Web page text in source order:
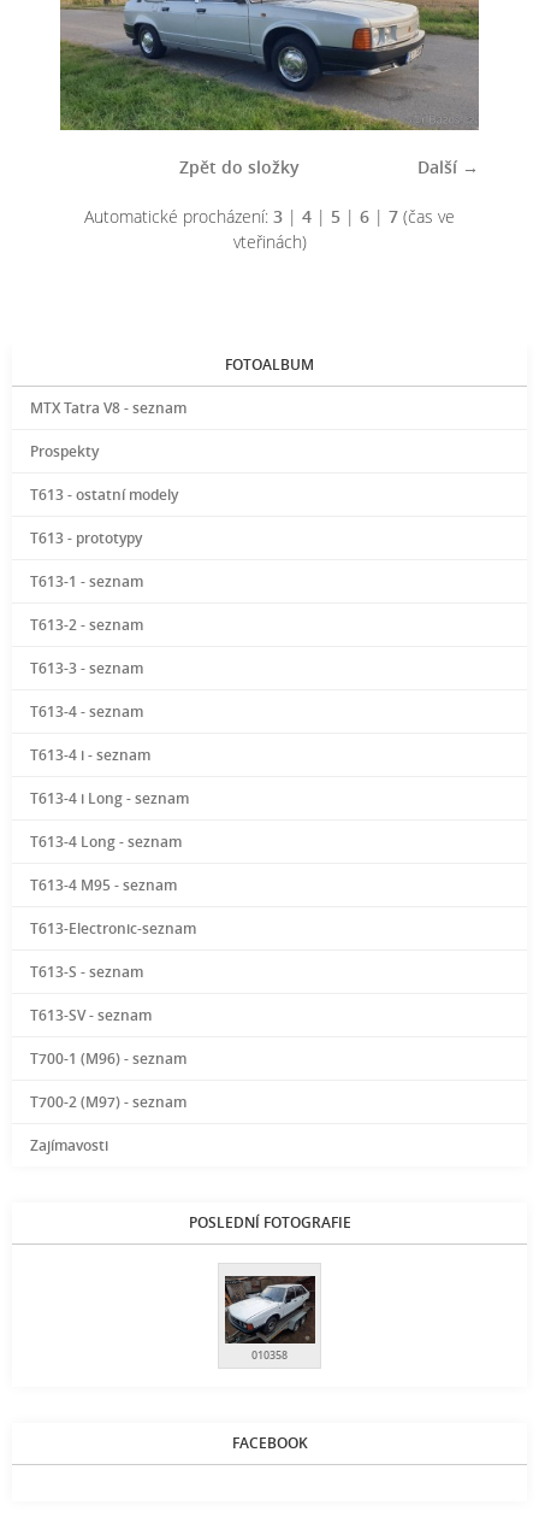
Další →
Zpět do složky
Automatické procházení: 3 | 4 | 5 | 6 | 7 (čas ve
vteřinách)
FOTOALBUM
MTX Tatra V8 - seznam
Prospekty
T613 - ostatní modely
T613 - prototypy
T613-1 - seznam
T613-2 - seznam
T613-3 - seznam
T613-4 - seznam
T613-4 i - seznam
T613-4 i Long - seznam
T613-4 Long - seznam
T613-4 M95 - seznam
T613-Electronic-seznam
T613-S - seznam
T613-SV - seznam
T700-1 (M96) - seznam
T700-2 (M97) - seznam
Zajímavosti
POSLEDNÍ FOTOGRAFIE
010358
FACEBOOK